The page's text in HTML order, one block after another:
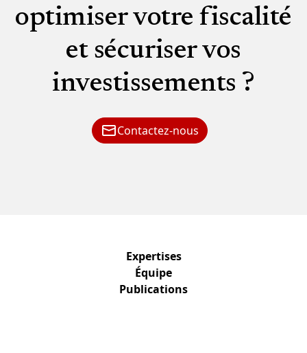
optimiser votre fiscalité
et sécuriser vos
investissements ?
Contactez-nous
Expertises
Équipe
Publications